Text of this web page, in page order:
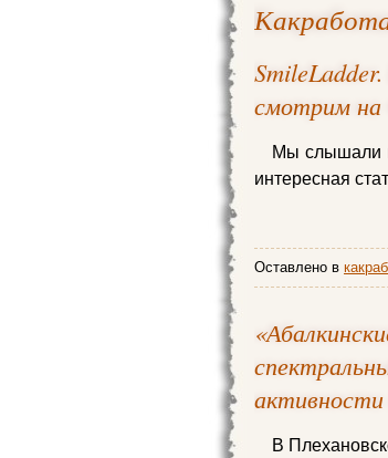
смотрим на
Мы слышали
интереcная
Оставлено в
активности
В